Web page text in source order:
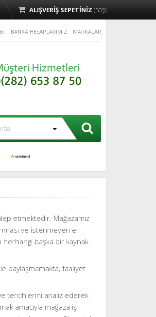
ALIŞVERİŞ SEPETİNİZ (BOŞ)
BANKA HESAPLARIMIZ MARKALAR
etmektedir. Mağazamız
ve istenmeyen e-
herhangi başka bir kaynak
paylaşmamakta, faaliyet
tercihlerini analiz ederek
amacıyla mağaza iş